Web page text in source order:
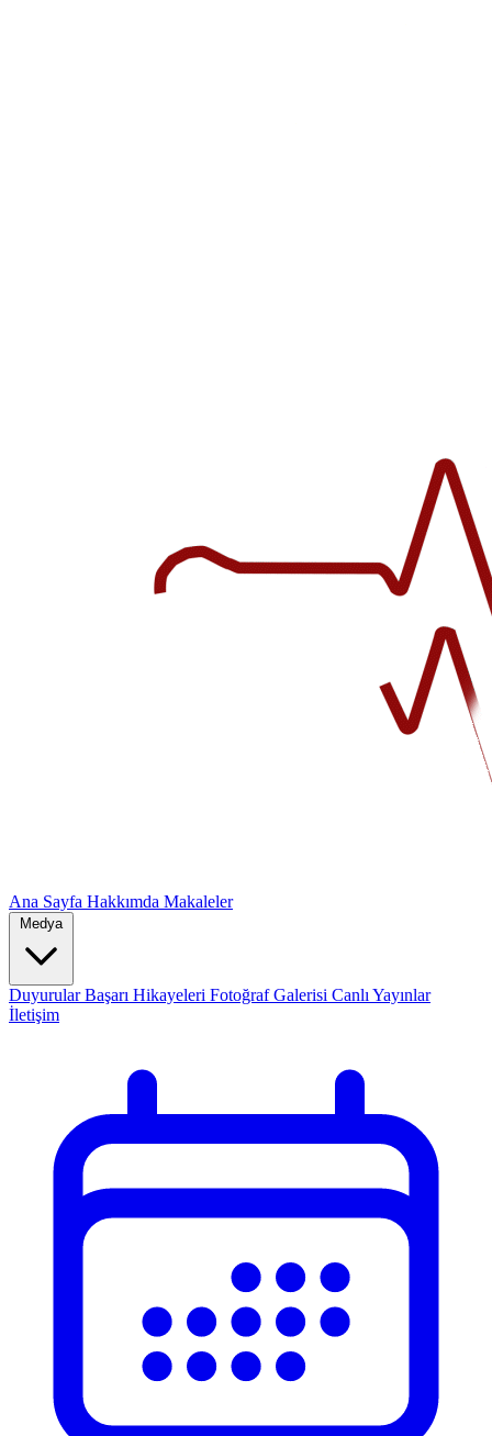
Ana Sayfa Hakkımda Makaleler
Medya
DuyurularBaşarı Hikayeleri Fotoğraf Galerisi Canlı Yayınlar
İletişim